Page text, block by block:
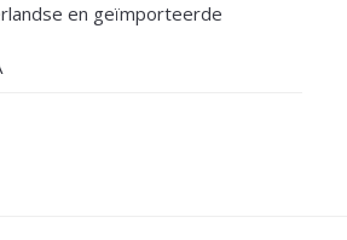
en geïmporteerde